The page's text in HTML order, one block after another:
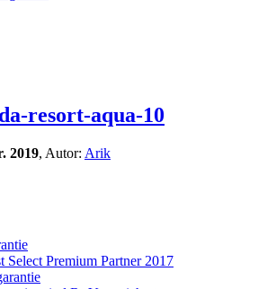
resort-aqua-10
2019, Autor: Arik